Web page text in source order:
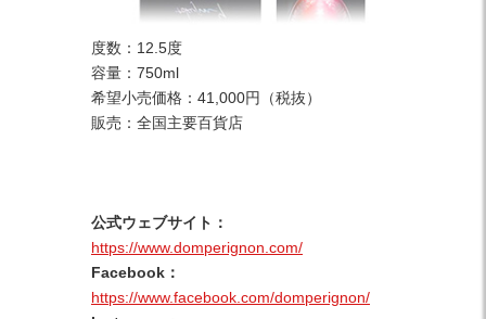
度数：12.5度
容量：750ml
希望小売価格：41,000円（税抜）
販売：全国主要百貨店
公式ウェブサイト：
https://www.domperignon.com/
Facebook：
https://www.facebook.com/domperignon/